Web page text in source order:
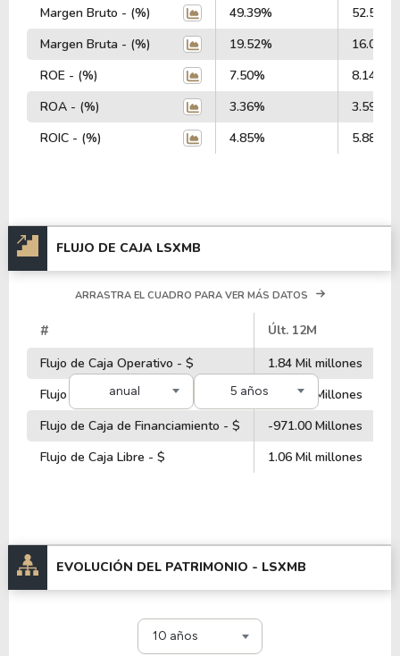
Margen Bruto - (%) 49.39%
52.53%
Margen Bruta - (%)
19.52%
16.08%
ROE - (%)
7.50%
8.14%
ROA - (%)
3.36%
3.59%
ROIC - (%)
4.85% 5.88%
FLUJO DE CAJA LSXMB
anual 5 años
ARRASTRA EL CUADRO PARA VER MÁS DATOS
# Últ. 12M
Flujo de Caja Operativo - $
1.84 Mil millones
Flujo de Caja de Inversiones - $
-681.00 Millones
Flujo de Caja de Financiamiento - $
-971.00 Millones
Flujo de Caja Libre - $
1.06 Mil millones
EVOLUCIÓN DEL PATRIMONIO - LSXMB
10 años